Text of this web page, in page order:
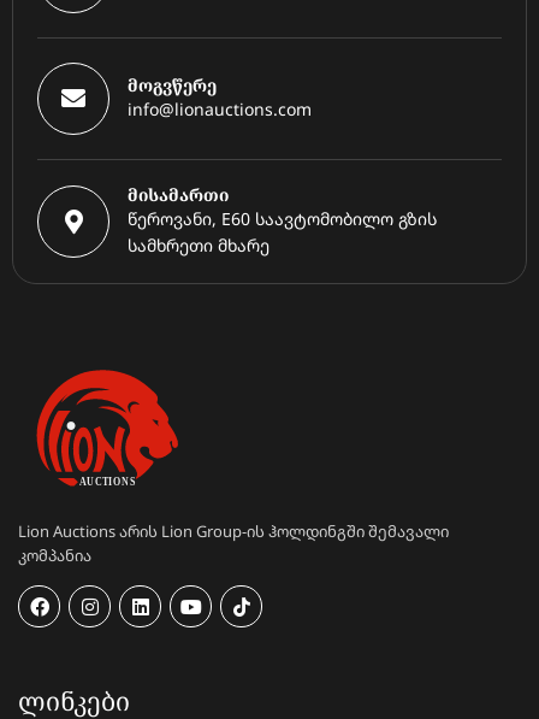
მოგვწერე
info@lionauctions.com
მისამართი
წეროვანი, E60 საავტომობილო გზის
სამხრეთი მხარე
Lion Auctions არის Lion Group-ის ჰოლდინგში შემავალი
კომპანია
ᲚᲘᲜᲙᲔᲑᲘ